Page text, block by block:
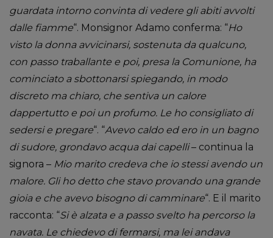
guardata intorno convinta di vedere gli abiti avvolti
dalle fiamme“. Monsignor Adamo conferma: “Ho
visto la donna avvicinarsi, sostenuta da qualcuno,
con passo traballante e poi, presa la Comunione, ha
cominciato a sbottonarsi spiegando, in modo
discreto ma chiaro, che sentiva un calore
dappertutto e poi un profumo. Le ho consigliato di
sedersi e pregare“. “Avevo caldo ed ero in un bagno
di sudore, grondavo acqua dai capelli– continua la
signora – Mio marito credeva che io stessi avendo un
malore. Gli ho detto che stavo provando una grande
gioia e che avevo bisogno di camminare“. E il marito
racconta: “Si è alzata e a passo svelto ha percorso la
navata. Le chiedevo di fermarsi, ma lei andava